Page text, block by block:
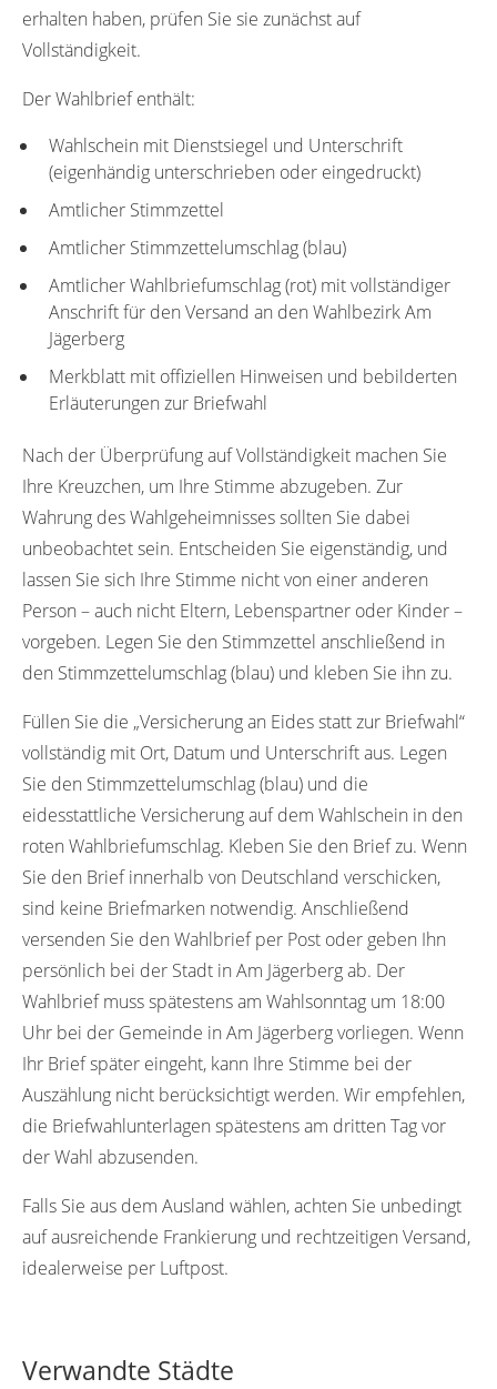
erhalten haben, prüfen Sie sie zunächst auf
Vollständigkeit.
Der Wahlbrief enthält:
Wahlschein mit Dienstsiegel und Unterschrift
(eigenhändig unterschrieben oder eingedruckt)
Amtlicher Stimmzettel
Amtlicher Stimmzettelumschlag (blau)
Amtlicher Wahlbriefumschlag (rot) mit vollständiger
Anschrift für den Versand an den Wahlbezirk Am
Jägerberg
Merkblatt mit offiziellen Hinweisen und bebilderten
Erläuterungen zur Briefwahl
Nach der Überprüfung auf Vollständigkeit machen Sie
Ihre Kreuzchen, um Ihre Stimme abzugeben. Zur
Wahrung des Wahlgeheimnisses sollten Sie dabei
unbeobachtet sein. Entscheiden Sie eigenständig, und
lassen Sie sich Ihre Stimme nicht von einer anderen
Person – auch nicht Eltern, Lebenspartner oder Kinder –
vorgeben. Legen Sie den Stimmzettel anschließend in
den Stimmzettelumschlag (blau) und kleben Sie ihn zu.
Füllen Sie die „Versicherung an Eides statt zur Briefwahl“
vollständig mit Ort, Datum und Unterschrift aus. Legen
Sie den Stimmzettelumschlag (blau) und die
eidesstattliche Versicherung auf dem Wahlschein in den
roten Wahlbriefumschlag. Kleben Sie den Brief zu. Wenn
Sie den Brief innerhalb von Deutschland verschicken,
sind keine Briefmarken notwendig. Anschließend
versenden Sie den Wahlbrief per Post oder geben Ihn
persönlich bei der Stadt in Am Jägerberg ab. Der
Wahlbrief muss spätestens am Wahlsonntag um 18:00
Uhr bei der Gemeinde in Am Jägerberg vorliegen. Wenn
Ihr Brief später eingeht, kann Ihre Stimme bei der
Auszählung nicht berücksichtigt werden. Wir empfehlen,
die Briefwahlunterlagen spätestens am dritten Tag vor
der Wahl abzusenden.
Falls Sie aus dem Ausland wählen, achten Sie unbedingt
auf ausreichende Frankierung und rechtzeitigen Versand,
idealerweise per Luftpost.
Verwandte Städte